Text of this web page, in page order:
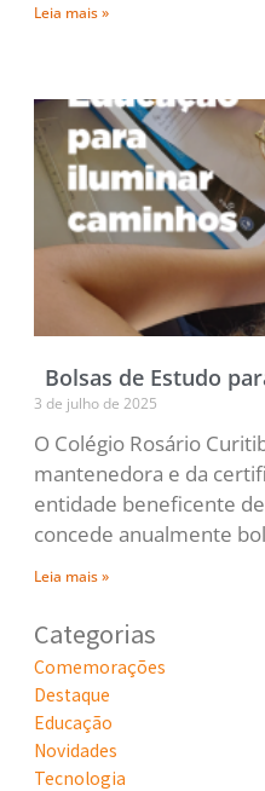
Leia mais »
Bolsas de Estudo
3 de julho de 2025
O Colégio Rosário
mantenedora e da
entidade beneficente
concede anualmente
Leia mais »
Categorias
Comemorações
Destaque
Educação
Novidades
Tecnologia